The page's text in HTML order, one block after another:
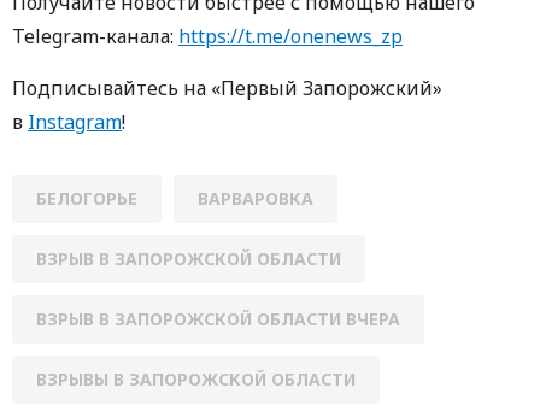
Telegram-канала: https://t.me/onenews_zp
Подписывайтесь на «Первый Запорожский»
в Instagram!
БЕЛОГОРЬЕ ВАРВАРОВКА
ВЗРЫВ В ЗАПОРОЖСКОЙ ОБЛАСТИ
ВЗРЫВ В ЗАПОРОЖСКОЙ ОБЛАСТИ ВЧЕРА
ВЗРЫВЫ В ЗАПОРОЖСКОЙ ОБЛАСТИ